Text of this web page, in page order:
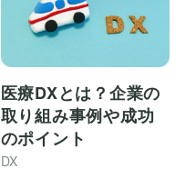
医療DXとは？企業の
取り組み事例や成功
のポイント
DX